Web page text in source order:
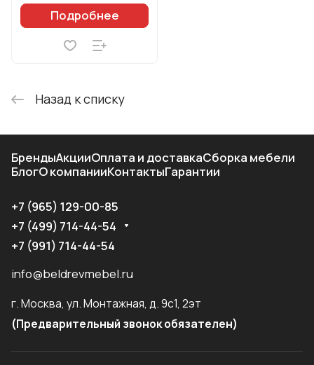
Подробнее
Назад к списку
БрендыАкцииОплата и доставкаСборка мебели
БлогО компанииКонтактыГарантии
+7 (965) 129-00-85
+7 (499) 714-44-54
+7 (991) 714-44-54
info@beldrevmebel.ru
г. Москва, ул. Монтажная, д. 9с1, 2эт
(Предварительный звонок обязателен)